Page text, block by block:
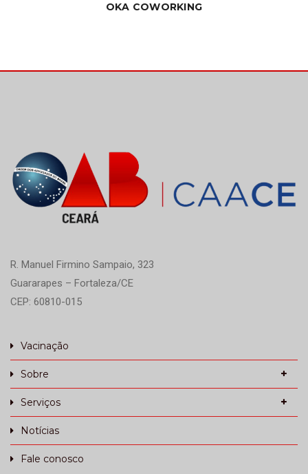
OKA COWORKING
R. Manuel Firmino Sampaio, 323
Guararapes – Fortaleza/CE
CEP: 60810-015
Vacinação
Sobre
Serviços
Notícias
Fale conosco